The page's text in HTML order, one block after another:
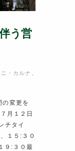
う営
・カルナ
の変更を
月１２日
チタイ
１５:３０
９:３０最